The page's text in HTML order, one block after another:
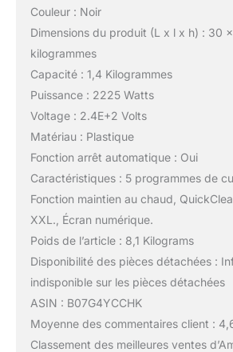
Couleur : Noir
Dimensions du produit (L x l x h) : 30
kilogrammes
Capacité : 1,4 Kilogrammes
Puissance : 2225 Watts
Voltage : 2.4E+2 Volts
Matériau : Plastique
Fonction arrêt automatique : Oui
Caractéristiques : 5 programmes de
Fonction maintien au chaud,
XXL., Écran numérique.
Poids de l’article : 8,1 Kilograms
Disponibilité des pièces détachées :
indisponible sur les pièces détachées
ASIN : B07G4YCCHK
Moyenne des commentaires client :
Classement des meilleures ventes